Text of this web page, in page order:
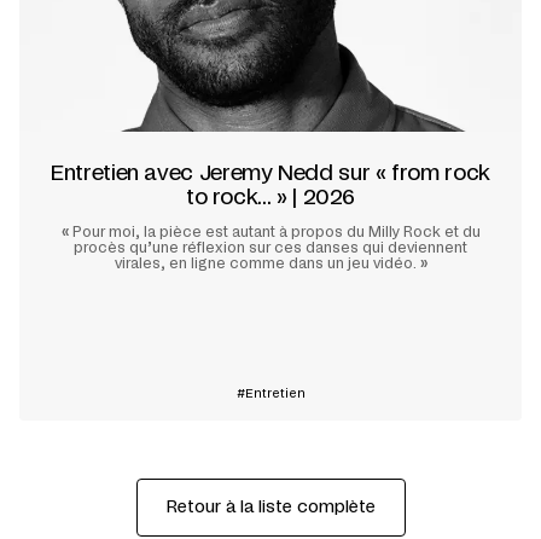
Entretien avec Jeremy Nedd sur « from rock
to rock... » | 2026
« Pour moi, la pièce est autant à propos du Milly Rock et du
procès qu’une réflexion sur ces danses qui deviennent
virales, en ligne comme dans un jeu vidéo. »
Entretien
Retour à la liste complète